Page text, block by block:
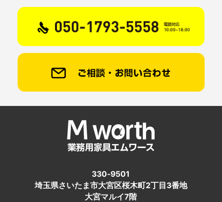
330-9501
埼玉県さいたま市大宮区桜木町2丁目3番地
大宮マルイ7階